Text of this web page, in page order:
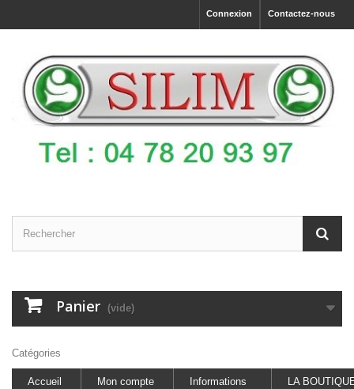
Contactez-nous
Connexion
Panier (vide)
Catégories
Accueil Mon compte Informations LA